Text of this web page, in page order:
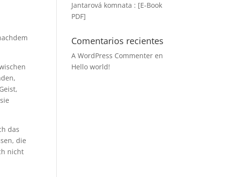
das
die
nicht
Jantarová komnata : [E-Book
PDF]
Comentarios recientes
A WordPress Commenter en
Hello world!